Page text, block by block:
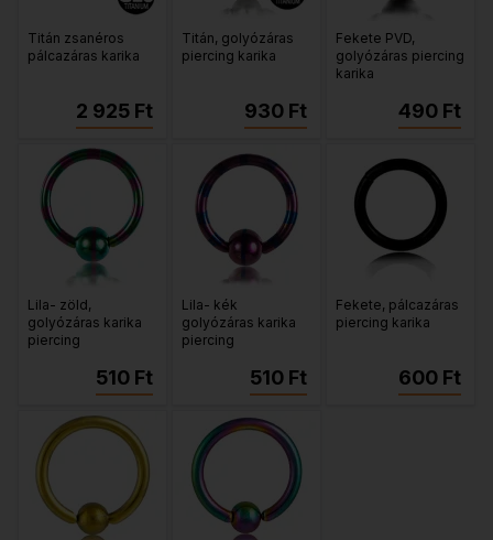
Titán zsanéros
pálcazáras karika
2 925 Ft
Titán, golyózáras
piercing karika
930 Ft
Fekete PVD,
golyózáras piercing
karika
490 Ft
Lila- zöld,
golyózáras karika
piercing
510 Ft
Lila- kék
golyózáras karika
piercing
510 Ft
Fekete, pálcazáras
piercing karika
600 Ft